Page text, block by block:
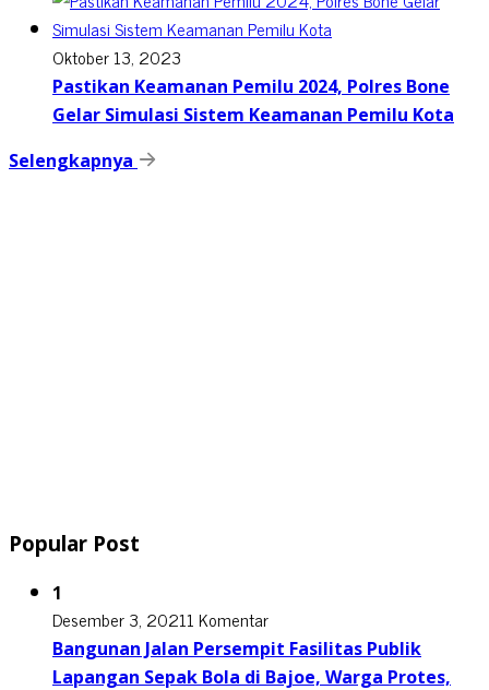
Oktober 13, 2023
Pastikan Keamanan Pemilu 2024, Polres Bone
Gelar Simulasi Sistem Keamanan Pemilu Kota
Selengkapnya
Popular Post
1
Desember 3, 20211 Komentar
Bangunan Jalan Persempit Fasilitas Publik
Lapangan Sepak Bola di Bajoe, Warga Protes,